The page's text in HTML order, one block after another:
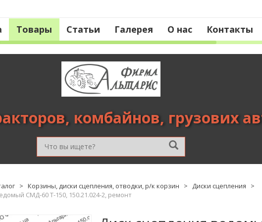
Товары Статьи Галерея О нас Контакты
комбайнов, грузових
> Корзины, диски сцепления, отводки, р/к корзин > Диски сцепления
>
СМД-60 Т-150, 150.21.024-2, ремонт